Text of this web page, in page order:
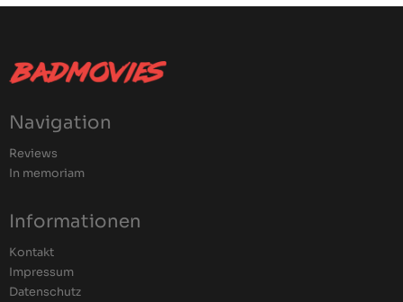
Navigation
Reviews
In memoriam
Informationen
Kontakt
Impressum
Datenschutz